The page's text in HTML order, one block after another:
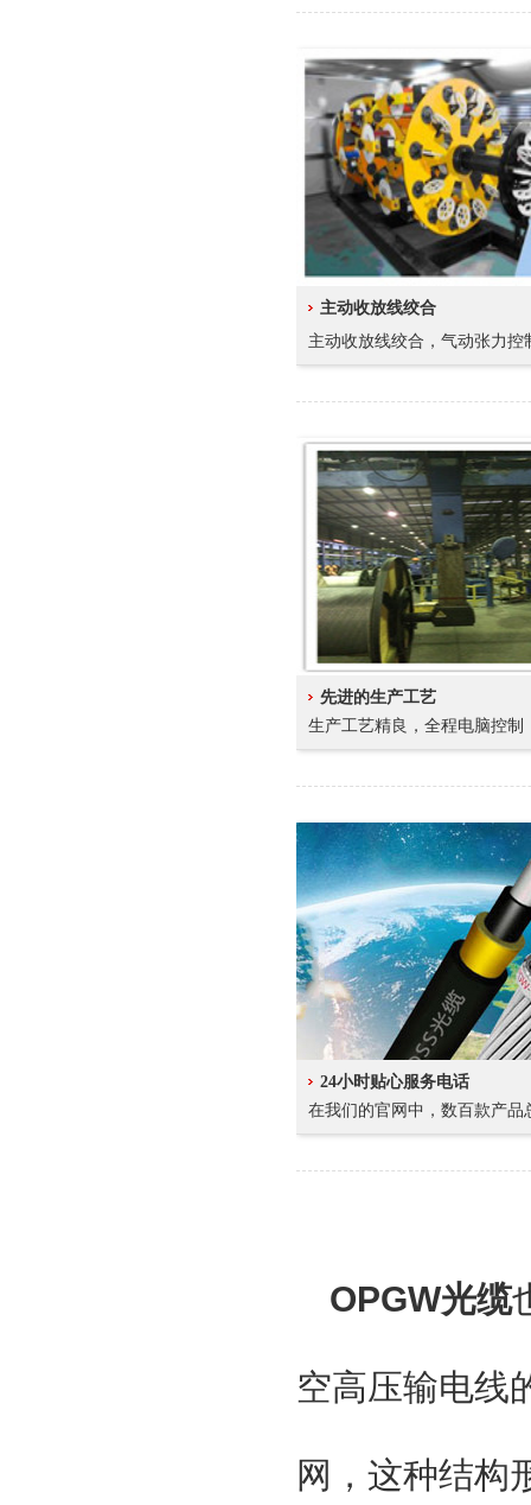
主动收放线绞合
主动收放线绞合，气动张力
先进的生产工艺
生产工艺精良，全程电脑控
24小时贴心服务电话
在我们的官网中，数百款产
OPGW光缆
空高压输电线
网，这种结构